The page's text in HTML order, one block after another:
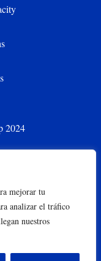
mejorar tu
analizar el tráfico
nuestros
2024
2.1.2. 48500